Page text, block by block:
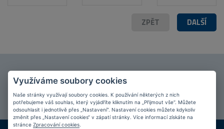
DALŠÍ
ZPĚT
Připojte se k našimfanouškůmna Facebooku!
PŘIPOJIT SE
Využíváme soubory cookies
Naše stránky využívají soubory cookies. K používání některých z nich
potřebujeme váš souhlas, který vyjádříte kliknutím na „Přijmout vše“. Můžete
odsouhlasit i jednotlivě přes „Nastavení“. Nastavení cookies můžete kdykoliv
změnit přes „Nastavení cookies“ v zápatí stránky. Více informací získáte na
stránce Zpracování cookies.